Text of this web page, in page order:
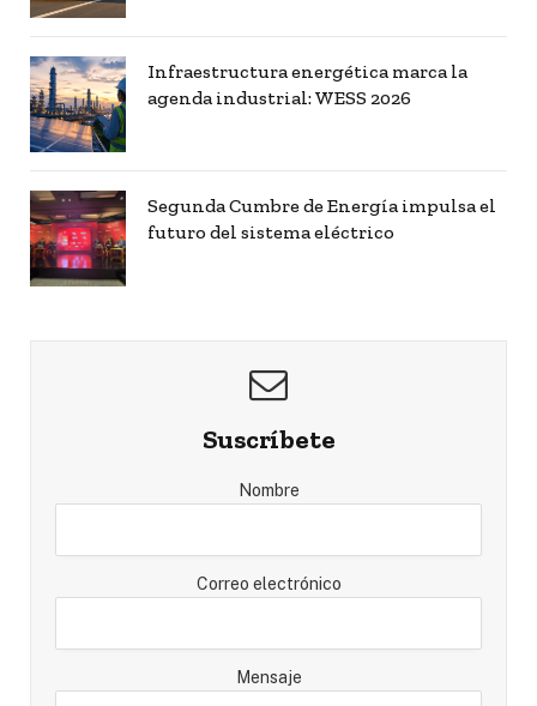
Infraestructura energética marca la
agenda industrial: WESS 2026
Segunda Cumbre de Energía impulsa el
futuro del sistema eléctrico
Suscríbete
Nombre
Correo electrónico
Mensaje